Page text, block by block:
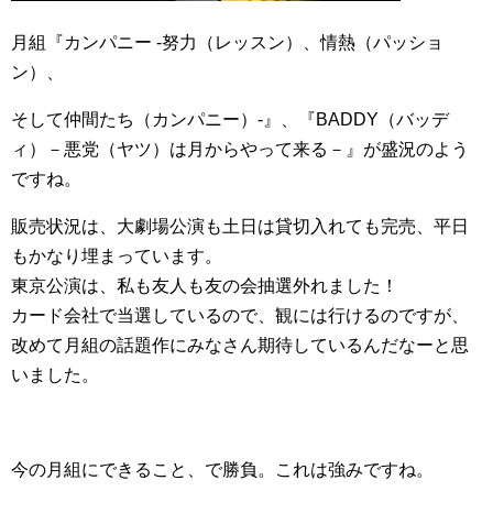
月組『カンパニー -努力（レッスン）、情熱（パッショ
ン）、
そして仲間たち（カンパニー）-』、『BADDY（バッデ
ィ）－悪党（ヤツ）は月からやって来る－』が盛況のよう
ですね。
販売状況は、大劇場公演も土日は貸切入れても完売、平日
もかなり埋まっています。
東京公演は、私も友人も友の会抽選外れました！
カード会社で当選しているので、観には行けるのですが、
改めて月組の話題作にみなさん期待しているんだなーと思
いました。
今の月組にできること、で勝負。これは強みですね。